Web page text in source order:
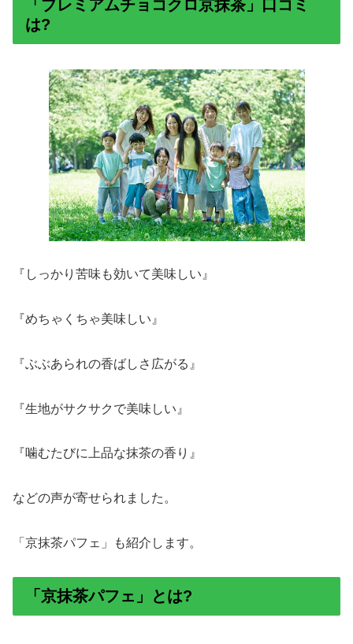
「プレミアムチョコクロ京抹茶」口コミ
は?
『しっかり苦味も効いて美味しい』
『めちゃくちゃ美味しい』
『ぶぶあられの香ばしさ広がる』
『生地がサクサクで美味しい』
『噛むたびに上品な抹茶の香り』
などの声が寄せられました。
「京抹茶パフェ」も紹介します。
「京抹茶パフェ」とは?